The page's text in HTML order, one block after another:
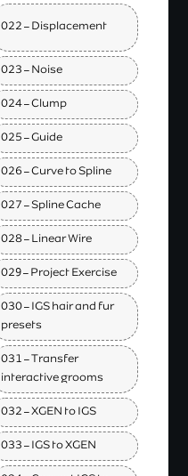
022 – Displacement
023 – Noise
024 – Clump
025 – Guide
026 – Curve to Spline
027 – Spline Cache
028 – Linear Wire
029 – Project Exercise
030 – IGS hair and fur
presets
031 – Transfer
interactive grooms
032 – XGEN to IGS
033 – IGS to XGEN